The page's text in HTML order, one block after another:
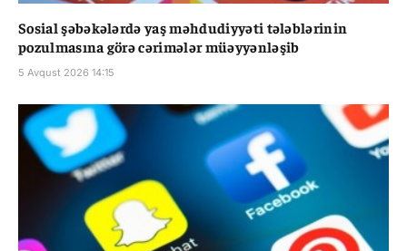
Sosial şəbəkələrdə yaş məhdudiyyəti tələblərinin
pozulmasına görə cərimələr müəyyənləşib
5 Avqust 2026 14:15